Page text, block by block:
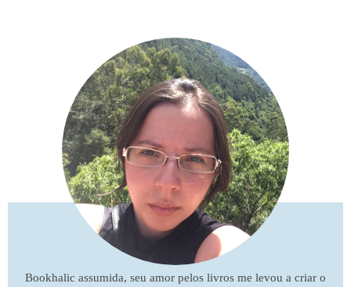
Bookhalic assumida, seu amor pelos livros me levou a criar o